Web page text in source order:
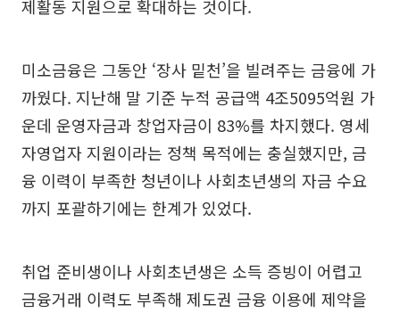
제활동 지원으로 확대하는 것이다.
미소금융은 그동안 ‘장사 밑천’을 빌려주는 금융에 가
까웠다. 지난해 말 기준 누적 공급액 4조5095억원 가
운데 운영자금과 창업자금이 83%를 차지했다. 영세
자영업자 지원이라는 정책 목적에는 충실했지만, 금
융 이력이 부족한 청년이나 사회초년생의 자금 수요
까지 포괄하기에는 한계가 있었다.
취업 준비생이나 사회초년생은 소득 증빙이 어렵고
금융거래 이력도 부족해 제도권 금융 이용에 제약을